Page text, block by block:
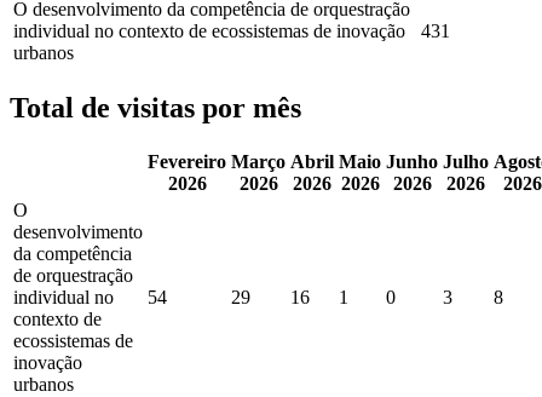
O desenvolvimento da competência de orquestração
individual no contexto de ecossistemas de inovação
urbanos
431
Total de visitas por mês
Fevereiro
2026
Março
2026
Abril
2026
Maio
2026
Junho
2026
Julho
2026
2026
O
desenvolvimento
da competência
de orquestração
individual no
contexto de
ecossistemas de
inovação
urbanos
54 29 16 1 0 3 8